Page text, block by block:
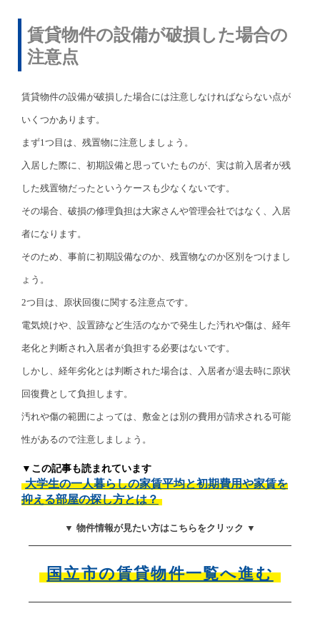
賃貸物件の設備が破損した場合の
注意点
賃貸物件の設備が破損した場合には注意しなければならない点が
いくつかあります。
まず1つ目は、残置物に注意しましょう。
入居した際に、初期設備と思っていたものが、実は前入居者が残
した残置物だったというケースも少なくないです。
その場合、破損の修理負担は大家さんや管理会社ではなく、入居
者になります。
そのため、事前に初期設備なのか、残置物なのか区別をつけまし
ょう。
2つ目は、原状回復に関する注意点です。
電気焼けや、設置跡など生活のなかで発生した汚れや傷は、経年
老化と判断され入居者が負担する必要はないです。
しかし、経年劣化とは判断された場合は、入居者が退去時に原状
回復費として負担します。
汚れや傷の範囲によっては、敷金とは別の費用が請求される可能
性があるので注意しましょう。
▼この記事も読まれています
大学生の一人暮らしの家賃平均と初期費用や家賃を
抑える部屋の探し方とは？
▼ 物件情報が見たい方はこちらをクリック ▼
国立市の賃貸物件一覧へ進む